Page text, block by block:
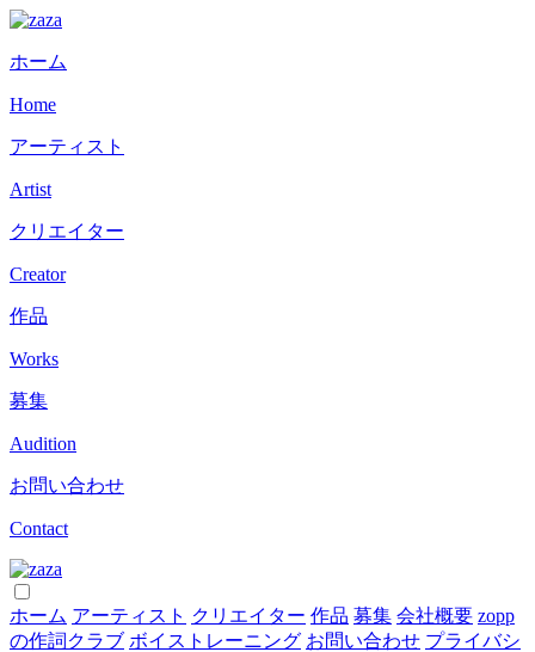
ホーム
Home
アーティスト
Artist
クリエイター
Creator
作品
Works
募集
Audition
お問い合わせ
Contact
ホーム アーティスト クリエイター 作品 募集 会社概要 zopp
の作詞クラブ ボイストレーニング お問い合わせ プライバシ